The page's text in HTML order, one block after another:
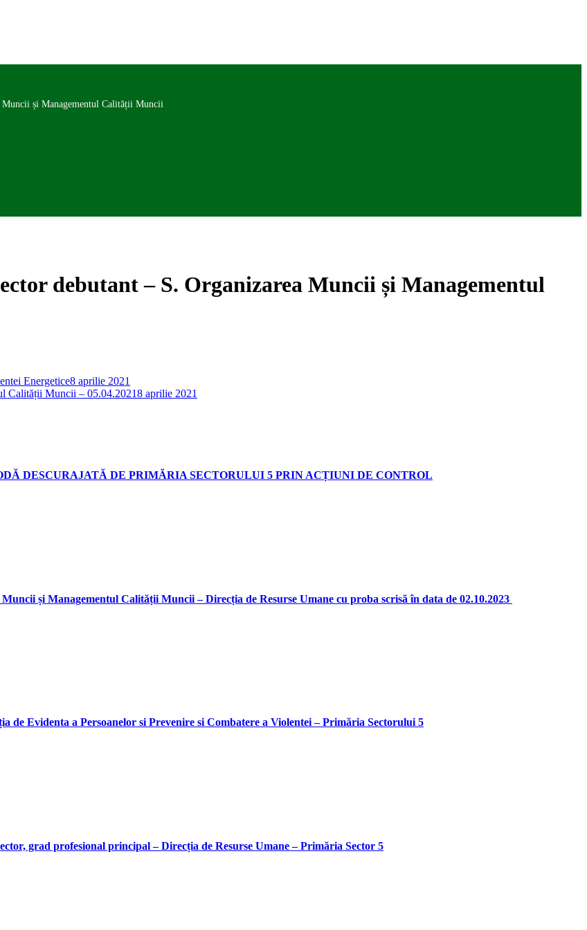
Muncii și Managementul Calității Muncii
debutant – S. Organizarea Muncii și Managementul
Energetice8 aprilie 2021
Calității Muncii – 05.04.20218 aprilie 2021
DESCURAJATĂ DE PRIMĂRIA SECTORULUI 5 PRIN ACȚIUNI DE CONTROL
și Managementul Calității Muncii – Direcția de Resurse Umane cu proba scrisă în data de 02.10.2023
de Evidenta a Persoanelor si Prevenire si Combatere a Violentei – Primăria Sectorului 5
grad profesional principal – Direcția de Resurse Umane – Primăria Sector 5